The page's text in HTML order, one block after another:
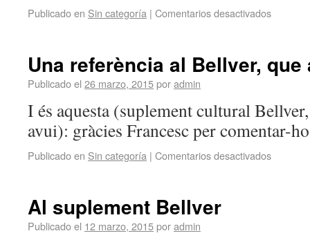
Publicado en Sin categoría | Comentarios desactivados
Una referència al Bellver, que
Publicado el 26 marzo, 2015poradmin
I és aquesta (suplement cultural
avui): gràcies Francesc per comentar-
Publicado en Sin categoría | Comentarios desactivados
Al suplement Bellver
Publicado el 12 marzo, 2015poradmin